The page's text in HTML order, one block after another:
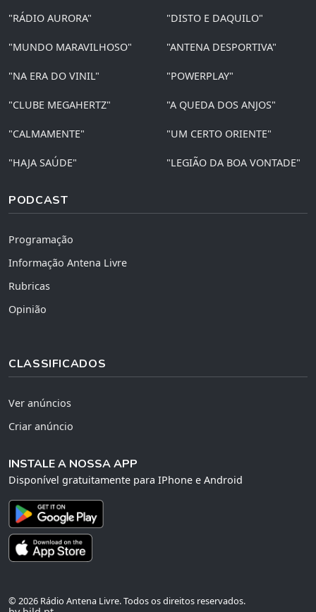
"RÁDIO AURORA" "DISTO E DAQUILO"
"MUNDO MARAVILHOSO" "ANTENA DESPORTIVA"
"NA ERA DO VINIL" "POWERPLAY"
"CLUBE MEGAHERTZ" "A QUEDA DOS ANJOS"
"CALMAMENTE" "UM CERTO ORIENTE"
"HAJA SAÚDE" "LEGIÃO DA BOA VONTADE"
PODCAST
Programação
Informação Antena Livre
Rubricas
Opinião
CLASSIFICADOS
Ver anúncios
Criar anúncio
INSTALE A NOSSA APP
Disponível gratuitamente para IPhone e Android
© 2026 Rádio Antena Livre. Todos os direitos reservados.